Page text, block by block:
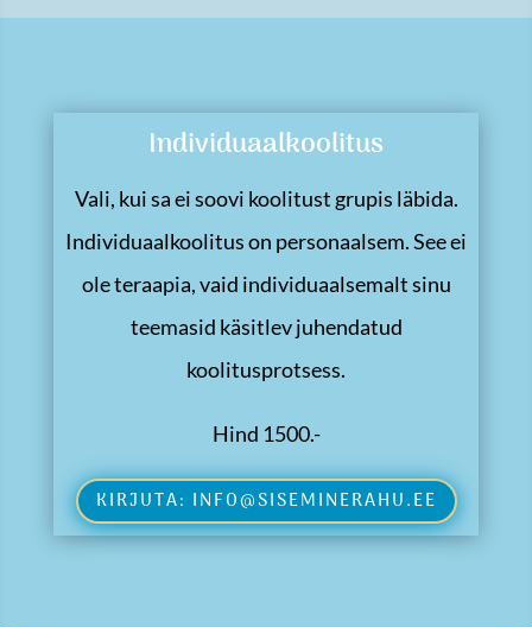
Individuaalkoolitus
Vali, kui sa ei soovi koolitust grupis läbida.
Individuaalkoolitus on personaalsem. See ei
ole teraapia, vaid individuaalsemalt sinu
teemasid käsitlev juhendatud
koolitusprotsess.
Hind 1500.-
KIRJUTA: INFO@SISEMINERAHU.EE